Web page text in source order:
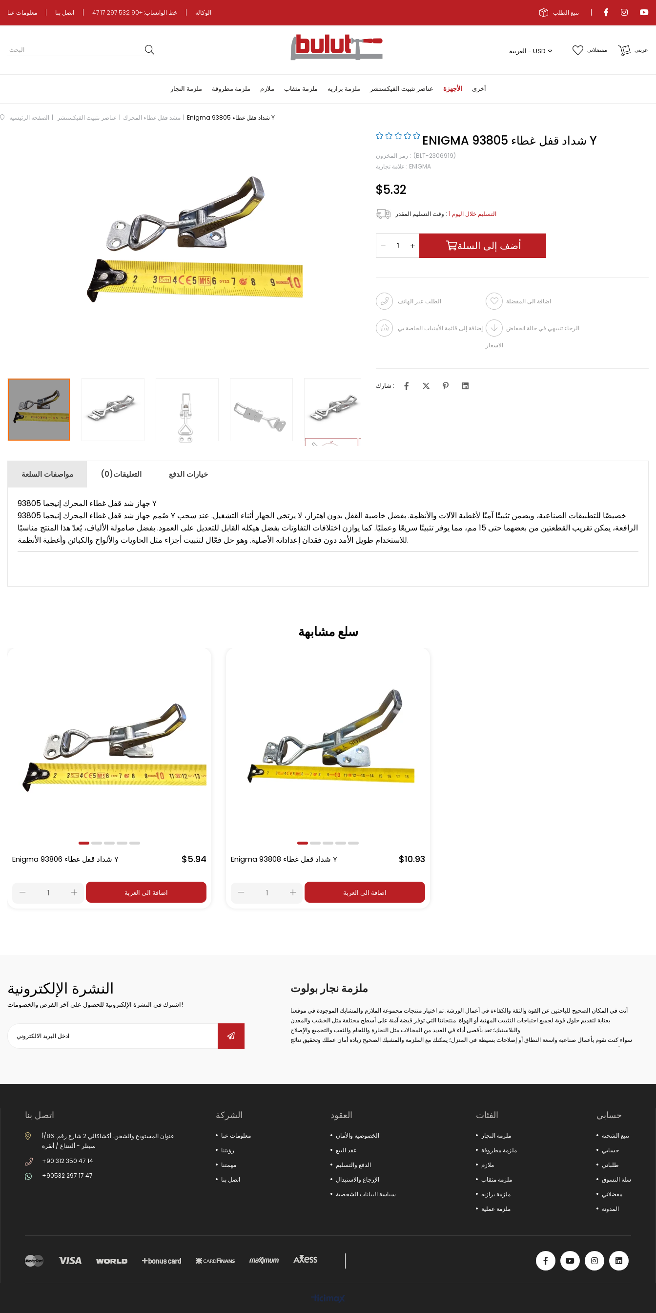
معلومات عنا اتصل بنا خط الواتساب: +90 532 297 17 47 الوكالة تتبع الطلب
عربتي مفضلاتي العربية - USD
ملزمة النجار ملزمة مطروقة ملازم ملزمة مثقاب ملزمة برازيه عناصر تثبيت الفيكستشر الأجهزة أخرى
الصفحة الرئيسية عناصر تثبيت الفيكستشر مشد قفل غطاء المحرك Enigma شداد قفل غطاء 93805 Y
ENIGMA شداد قفل غطاء 93805 Y
رمز المخزون
(BLT-2306919)
علامة تجارية : ENIGMA
$5.32
وقت التسليم المقدر : 1 التسليم خلال اليوم
الطلب عبر الهاتف اضافة الى المفضلة
إضافة إلى قائمة الأمنيات الخاصة بي الرجاء تنبيهي في حالة انخفاض
الاسعار
شارك :
مواصفات السلعة التعليقات(0) خيارات الدفع
جهاز شد قفل غطاء المحرك إنيجما 93805 Y
صُمم جهاز شد قفل غطاء المحرك إنيجما 93805 Y خصيصًا للتطبيقات الصناعية، ويضمن تثبيتًا آمنًا لأغطية الآلات والأنظمة. بفضل خاصية القفل بدون اهتزاز، لا يرتخي الجهاز أثناء التشغيل. عند سحب
الرافعة، يمكن تقريب القطعتين من بعضهما حتى 15 مم، مما يوفر تثبيتًا سريعًا وعمليًا. كما يوازن اختلافات التفاوتات بفضل هيكله القابل للتعديل على العمود. بفضل صامولة الألياف، يُعدّ هذا المنتج مناسبًا
للاستخدام طويل الأمد دون فقدان إعداداته الأصلية. وهو حل فعّال لتثبيت أجزاء مثل الحاويات والألواح والكبائن وأغطية الأنظمة.
سلع مشابهة
Enigma شداد قفل غطاء 93806 Y $5.94
اضافة الى العربة
Enigma شداد قفل غطاء 93808 Y $10.93
اضافة الى العربة
النشرة الإلكترونية
اشترك في النشرة الإلكترونية للحصول على آخر الفرص والخصومات!
ملزمة نجار بولوت
أنت في المكان الصحيح للباحثين عن القوة والثقة والكفاءة في أعمال الورشة. تم اختيار منتجات مجموعة الملازم والمشابك الموجودة في موقعنا
بعناية لتقديم حلول قوية لجميع احتياجات التثبيت المهنية أو الهواة. منتجاتنا التي توفر قبضة آمنة على أسطح مختلفة مثل الخشب والمعدن
والبلاستيك؛ تعد بأقصى أداء في العديد من المجالات مثل النجارة واللحام والثقب والتجميع والإصلاح.
سواء كنت تقوم بأعمال صناعية واسعة النطاق أو إصلاحات بسيطة في المنزل؛ يمكنك مع الملزمة والمشبك الصحيح زيادة أمان عملك وتحقيق نتائج
أكثر دقة. في مجموعة منتجاتنا الواسعة من الملازم المطروقة إلى ملازم المثقاب، ومن ملازم السكك الحديدية إلى ملازم صانع الغلايات، يمكنك
اتصل بنا
عنوان المستودع والشحن: أكشاكالي 2 شارع رقم: 86/أ
سيتلر - ألتنداغ / أنقرة
+90 312 350 47 14
+90532 297 17 47
الشركة
معلومات عنا
رؤيتنا
مهمتنا
اتصل بنا
العقود
الخصوصية والأمان
عقد البيع
الدفع والتسليم
الإرجاع والاستبدال
سياسة البيانات الشخصية
الفئات
ملزمة النجار
ملزمة مطروقة
ملازم
ملزمة مثقاب
ملزمة برازيه
ملزمة عملية
حسابي
تتبع الشحنة
حسابي
طلباتي
سلة التسوق
مفضلاتي
المدونة